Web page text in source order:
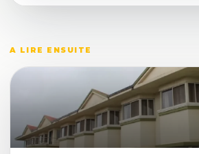
A LIRE ENSUITE